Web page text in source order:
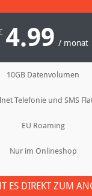
4.99 / monat
10GB Datenvolumen
Telefonie und SMS
EU Roaming
Nur im Onlineshop
ES DIREKT ZUM